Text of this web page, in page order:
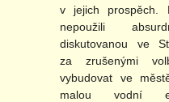
v jejich prospěch.
nepoužili
diskutovanou ve
za zrušenými
vybudovat ve
malou vodní